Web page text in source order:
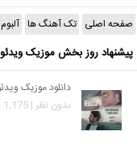
صفحه اصلی تک آهنگ ها
پیشنهاد روز بخش موزیک ویدئو
دانلود موزیک
بدون نظر | 1,175 بازدید